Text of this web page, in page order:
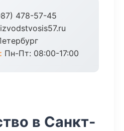
478-57-45
Пн-Пт: 08:00-17:00
в Санкт-